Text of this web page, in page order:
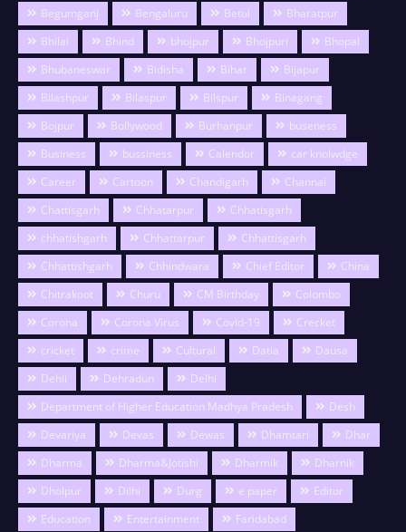
Begumganj
Bengaluru Betul
Bharatpur
Bhilai
Bhind bhojpur Bhojpuri
Bhopal
Bhubaneswar
Bidisha Bihar
Bijapur
Bilashpur
Bilaspur Bilspur
Binagang
Bojpur
Bollywood Burhanpur
buseness
Business
bussiness Calendor
car knolwdge
Career
Cartoon Chandigarh
Channai
Chattisgarh
Chhatarpur
Chhatisgarh
chhatishgarh
Chhattarpur
Chhattisgarh
Chhattishgarh
Chhindwara Chief Editor
China
Chitrakoot
Churu CM Birthday
Colombo
Corona
Corona Virus Covid-19
Crecket
cricket
crime Cultural Datia
Dausa
Dehli
Dehradun
Delhi
Department of Higher Education Madhya Pradesh
Desh
Devariya
Devas Dewas Dhamtari
Dhar
Dharma
Dharma&Jotishi Dharmik
Dharnik
Dholpur
Dilhi Durg e paper
Editor
Education
Entertainment
Faridabad